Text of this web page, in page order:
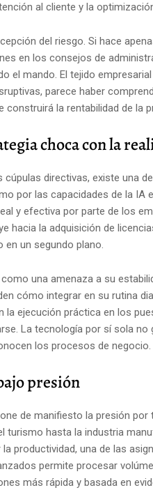
al cliente y la
del riesgo. Si hace
en los consejos de
el mando. El tejido
parece haber
la rentabilidad de la
choca con la
directivas, existe una
por las capacidades de la IA
y efectiva por parte de los
hacia la adquisición de
un segundo plano.
una amenaza a su
cómo integrar en su rutina
ejecución práctica en los
La tecnología por sí sola no
los procesos de negocio.
presión
de manifiesto la presión
turismo hasta la industria
productividad, una de las
permite procesar
más rápida y basada en